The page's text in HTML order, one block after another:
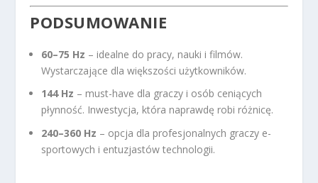
PODSUMOWANIE
60–75 Hz – idealne do pracy, nauki i filmów.
Wystarczające dla większości użytkowników.
144 Hz – must-have dla graczy i osób ceniących
płynność. Inwestycja, która naprawdę robi różnicę.
240–360 Hz – opcja dla profesjonalnych graczy e-
sportowych i entuzjastów technologii.